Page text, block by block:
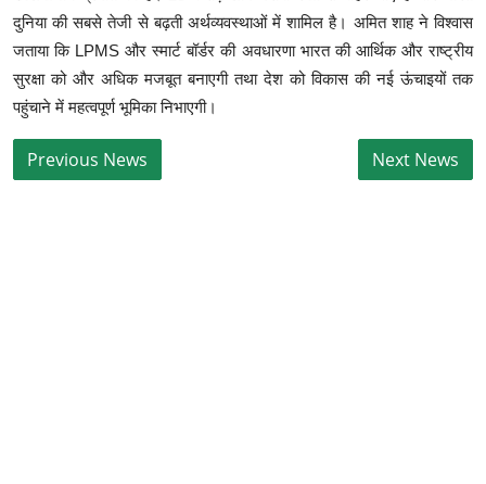
दुनिया की सबसे तेजी से बढ़ती अर्थव्यवस्थाओं में शामिल है। अमित शाह ने विश्वास
जताया कि LPMS और स्मार्ट बॉर्डर की अवधारणा भारत की आर्थिक और राष्ट्रीय
सुरक्षा को और अधिक मजबूत बनाएगी तथा देश को विकास की नई ऊंचाइयों तक
पहुंचाने में महत्वपूर्ण भूमिका निभाएगी।